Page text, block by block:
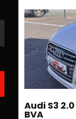
Audi S3
BVA